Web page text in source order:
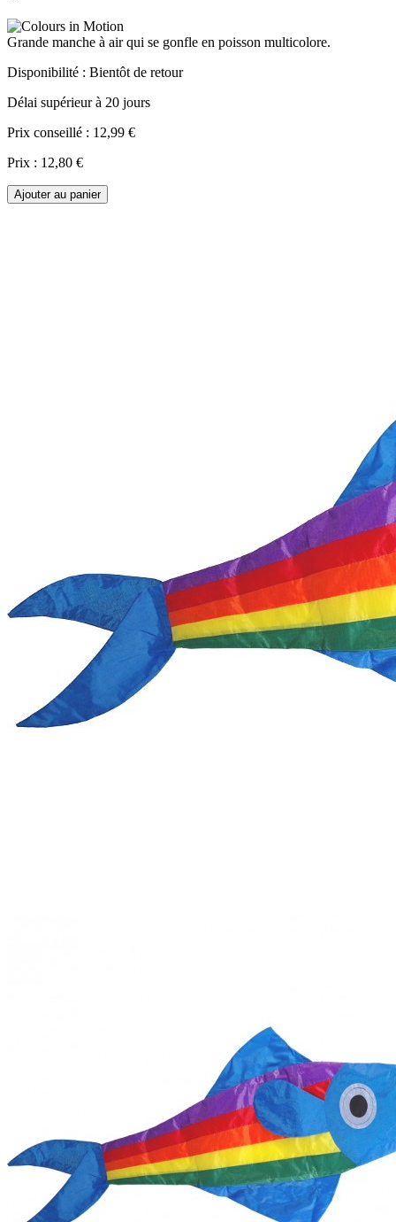
Grande manche à air qui se gonfle en poisson multicolore.
Disponibilité : Bientôt de retour
Délai supérieur à 20 jours
Prix conseillé : 12,99 €
Prix : 12,80 €
Ajouter au panier